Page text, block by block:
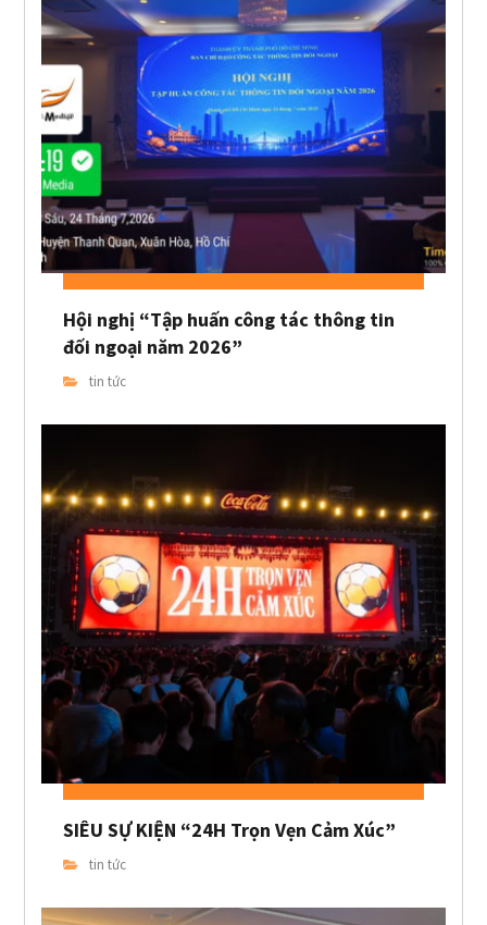
Hội nghị “Tập huấn công tác thông tin
đối ngoại năm 2026”
tin tức
SIÊU SỰ KIỆN “24H Trọn Vẹn Cảm Xúc”
tin tức